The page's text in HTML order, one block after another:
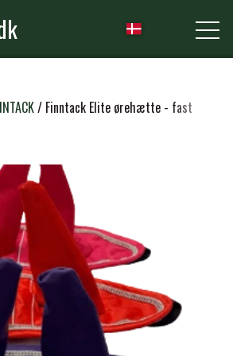
NYHEDER
HEST
& TRÆKTOVE
& TILBEHØR
& TILBEHØR
RYTTER
& LEGGINS
BLUSER & T-SHIRTS
PLEJE & STALD
& TILBEHØR
Finntack Elite ørehætte - fast